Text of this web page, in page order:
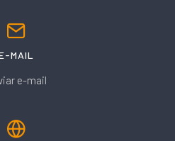
MAIL
e-mail